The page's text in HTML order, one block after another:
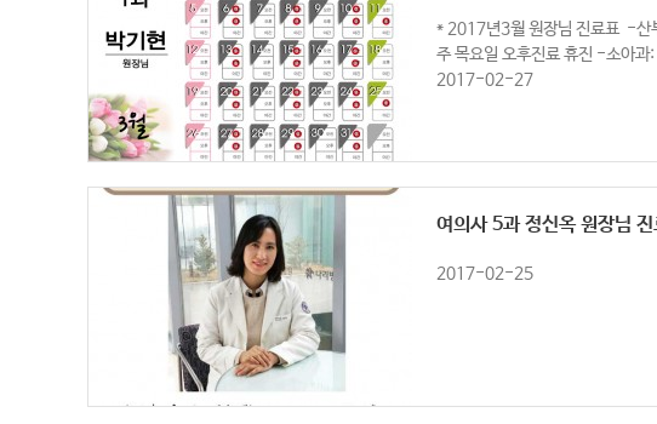
* 2017년3월 원장님 진료표 ​ -
주 목요일 오후진료 휴진 -소아
2017-02-27
여의사 5과 정신옥 원장님 진
2017-02-25